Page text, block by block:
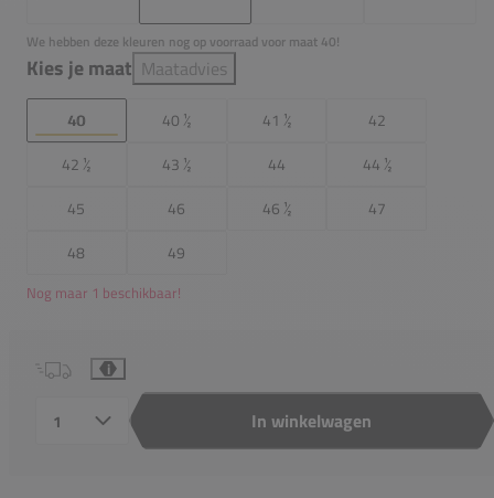
We hebben deze kleuren nog op voorraad voor maat 40!
Kies je maat Maatadvies
40 40 ½ 41 ½
42
42 ½
43 ½ 44
44 ½
45
46 46 ½
47
48
49
Nog maar 1 beschikbaar!
i
In winkelwagen